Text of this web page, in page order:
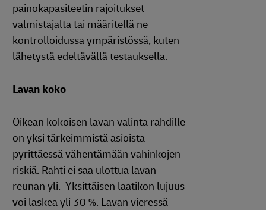
painokapasiteetin rajoitukset
valmistajalta tai määritellä ne
kontrolloidussa ympäristössä, kuten
lähetystä edeltävällä testauksella.
Lavan koko
Oikean kokoisen lavan valinta rahdille
on yksi tärkeimmistä asioista
pyrittäessä vähentämään vahinkojen
riskiä. Rahti ei saa ulottua lavan
reunan yli. Yksittäisen laatikon lujuus
voi laskea yli 30 %. Lavan vieressä